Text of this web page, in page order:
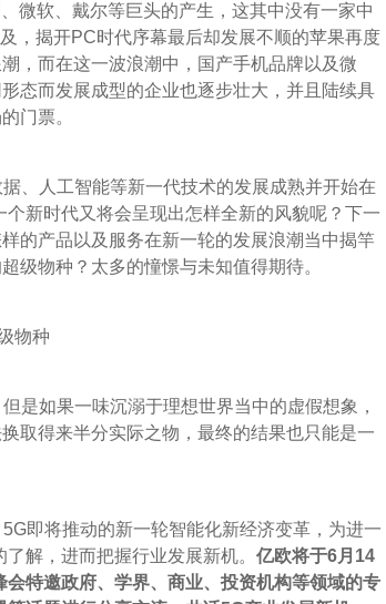
微软、戴尔等巨头的产生，这其中没有一家中
，揭开PC时代序幕最后却发展不顺的苹果再度
，而在这一波浪潮中，国产手机品牌以及微
态而发展成型的企业也逐步壮大，并且陆续具
门票。
据、人工智能等新一代技术的发展成熟并开始在
新时代又将会呈现出怎样全新的风貌呢？下一
的产品以及服务在新一轮的发展浪潮当中揭竿
级物种？太多的憧憬与未知值得期待。
物种
如果一味沉溺于理想世界当中的虚假想象，
取得来半分实际之物，最终的结果也只能是一
即将推动的新一轮智能化新经济变革，为进一
解，进而把握行业发展新机。 亿欧将于6月14
会特邀政府、学界、商业、投资机构等领域的专